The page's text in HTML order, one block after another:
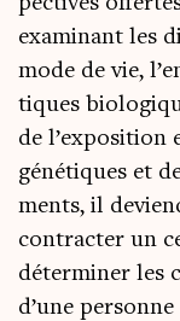
exa­mi­nant les
mode de vie,
tiques
de l’exposition
géné­tiques et
ments, il
contrac­ter un
déter­mi­ner les
d’une